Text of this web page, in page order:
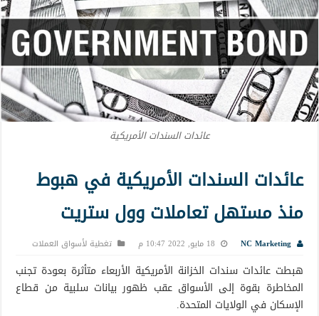
عائدات السندات الأمريكية
عائدات السندات الأمريكية في هبوط
منذ مستهل تعاملات وول ستريت
NC Marketing 18 مايو, 2022 10:47 م تغطية لأسواق العملات
هبطت عائدات سندات الخزانة الأمريكية الأربعاء متأثرة بعودة تجنب
المخاطرة بقوة إلى الأسواق عقب ظهور بيانات سلبية من قطاع
الإسكان في الولايات المتحدة.